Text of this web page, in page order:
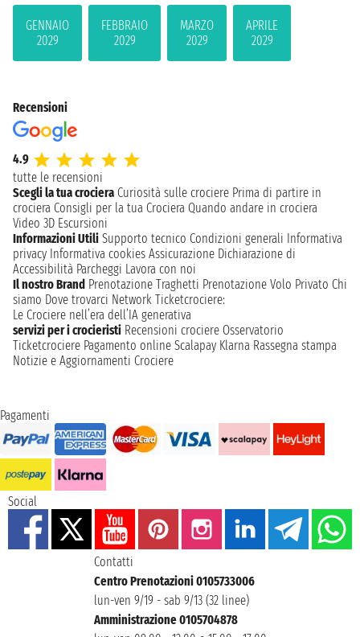
GENNAIO
2029
FEBBRAIO
2029
MARZO
2029
APRILE
2029
Recensioni
4.9
tutte le recensioni
Scegli la tua crociera Curiosità sulle crociere Prima di partire in
crociera Consigli per la tua Crociera Quando andare in crociera
Video 3D Escursioni
Informazioni Utili Supporto tecnico Condizioni generali Informativa
privacy Informativa cookies Assicurazione Dichiarazione di
Accessibilità Parcheggi Lavora con noi
Il nostro Brand Prenotazione Traghetti Prenotazione Volo Privato Chi
siamo Dove trovarci Network Ticketcrociere:
Le Crociere nell’era dell’IA generativa
servizi per i crocieristi Recensioni crociere Osservatorio
Ticketcrociere Pagamento online Scalapay Klarna Rassegna stampa
Notizie e Aggiornamenti Crociere
Pagamenti
Social
Contatti
Centro Prenotazioni 0105733006
lun-ven 9/19 - sab 9/13 (32 linee)
Amministrazione 0105704878